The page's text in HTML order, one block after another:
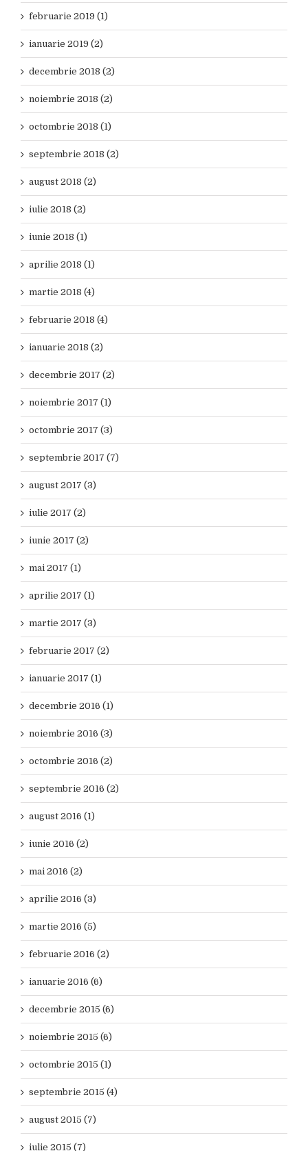
februarie 2019 (1)
ianuarie 2019 (2)
decembrie 2018 (2)
noiembrie 2018 (2)
octombrie 2018 (1)
septembrie 2018 (2)
august 2018 (2)
iulie 2018 (2)
iunie 2018 (1)
aprilie 2018 (1)
martie 2018 (4)
februarie 2018 (4)
ianuarie 2018 (2)
decembrie 2017 (2)
noiembrie 2017 (1)
octombrie 2017 (3)
septembrie 2017 (7)
august 2017 (3)
iulie 2017 (2)
iunie 2017 (2)
mai 2017 (1)
aprilie 2017 (1)
martie 2017 (3)
februarie 2017 (2)
ianuarie 2017 (1)
decembrie 2016 (1)
noiembrie 2016 (3)
octombrie 2016 (2)
septembrie 2016 (2)
august 2016 (1)
iunie 2016 (2)
mai 2016 (2)
aprilie 2016 (3)
martie 2016 (5)
februarie 2016 (2)
ianuarie 2016 (6)
decembrie 2015 (6)
noiembrie 2015 (6)
octombrie 2015 (1)
septembrie 2015 (4)
august 2015 (7)
iulie 2015 (7)